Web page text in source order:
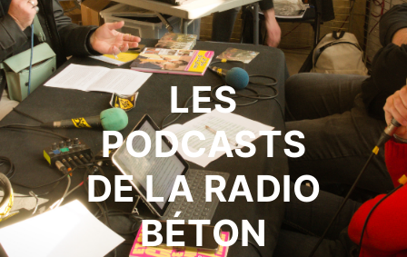
LES
PODCASTS
DE LA RADIO
BÉTON